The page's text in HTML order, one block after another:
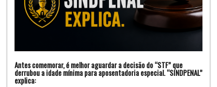
Antes comemorar, é melhor aguardar a decisão do “STF” que
derrubou a idade mínima para aposentadoria especial. “SINDPENAL”
explica: